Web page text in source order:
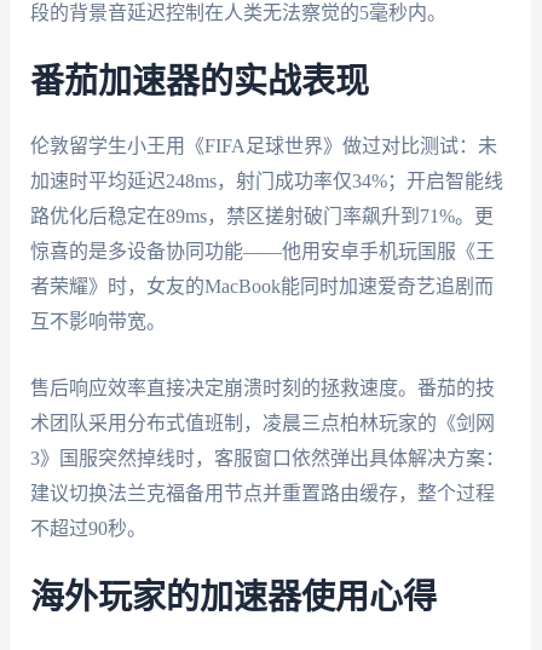
段的背景音延迟控制在人类无法察觉的5毫秒内。
番茄加速器的实战表现
伦敦留学生小王用《FIFA足球世界》做过对比测试：未
加速时平均延迟248ms，射门成功率仅34%；开启智能线
路优化后稳定在89ms，禁区搓射破门率飙升到71%。更
惊喜的是多设备协同功能——他用安卓手机玩国服《王
者荣耀》时，女友的MacBook能同时加速爱奇艺追剧而
互不影响带宽。
售后响应效率直接决定崩溃时刻的拯救速度。番茄的技
术团队采用分布式值班制，凌晨三点柏林玩家的《剑网
3》国服突然掉线时，客服窗口依然弹出具体解决方案：
建议切换法兰克福备用节点并重置路由缓存，整个过程
不超过90秒。
海外玩家的加速器使用心得